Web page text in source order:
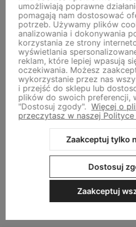
O nas
Tu jesteśmy
Sklep internetowy Shoper Premium
umożliwiają poprawne
pomagają nam dostosować
potrzeb. Używamy plików
analizowania i dokonywania
korzystania ze strony
wyświetlania
reklam, które lepiej wpasują
oczekiwania. Możesz
wykorzystanie przez nas
i przejść do sklepu lub
plików do swoich preferencji,
"Dostosuj zgody". Więcej o
przeczytasz w naszej
Zaakceptuj tylko
Dostosuj
Zaakceptuj